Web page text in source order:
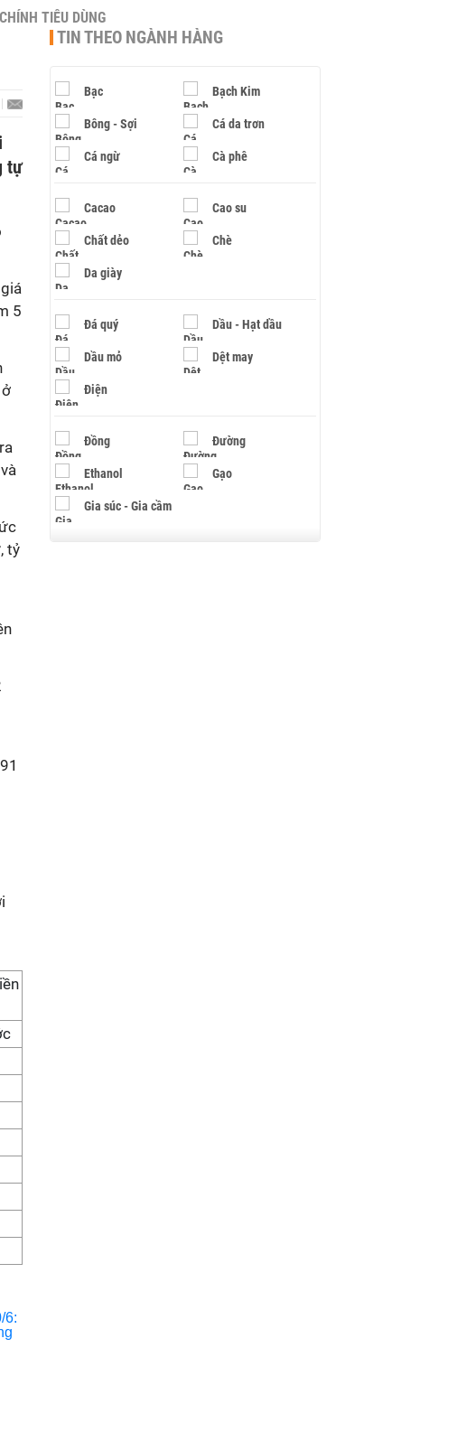
TIÊU DÙNG
tự
5
tỷ
TIN THEO NGÀNH HÀNG
Bạc Bạch Kim
Bông - Sợi Cá da trơn
Cá ngừ Cà phê
Cacao Cao su
Chất dẻo Chè
Da giày
Đá quý Dầu - Hạt dầu
Dầu mỏ Dệt may
Điện
Đồng Đường
Ethanol Gạo
Gia súc - Gia cầm